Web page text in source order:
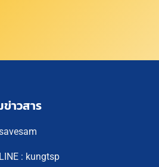
าวสาร
LINE : kungtsp